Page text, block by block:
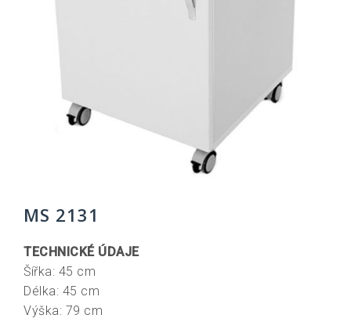
MS 2131
TECHNICKÉ ÚDAJE
Šířka: 45 cm
Délka: 45 cm
Výška: 79 cm